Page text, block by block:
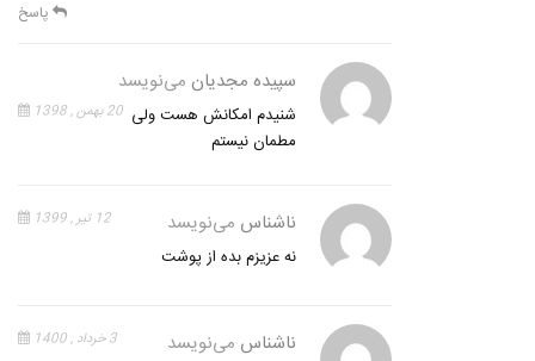
پاسخ
سپیده مجدیان می‌نویسد
20 بهمن , 1398 شنیدم امکانش هست ولی
مطمان نیستم
ناشناس می‌نویسد 12 تیر , 1399
نه عزیزم بده از پوشت
ناشناس می‌نویسد 3 خرداد , 1400